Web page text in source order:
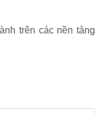
trên các nền tảng